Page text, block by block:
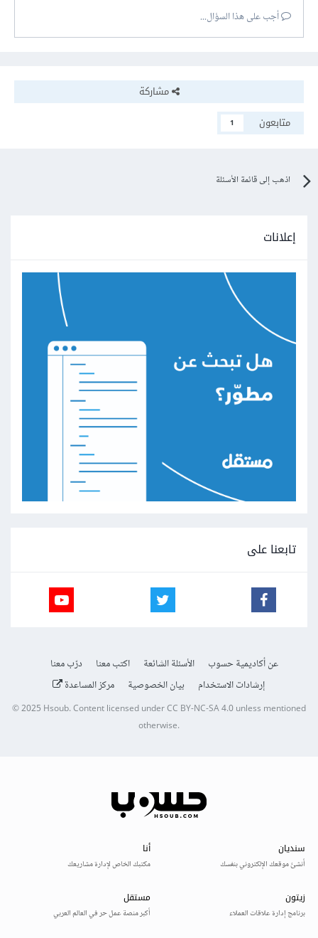
أجب على هذا السؤال...
مشاركة
متابعون
1
اذهب إلى قائمة الأسئلة
إعلانات
تابعنا على
عن أكاديمية حسوب الأسئلة الشائعة اكتب معنا
درّب معنا
إرشادات الاستخدام
بيان الخصوصية مركز المساعدة
© 2025Hsoub.Content licensed underCC BY-NC-SA 4.0unless mentioned
otherwise.